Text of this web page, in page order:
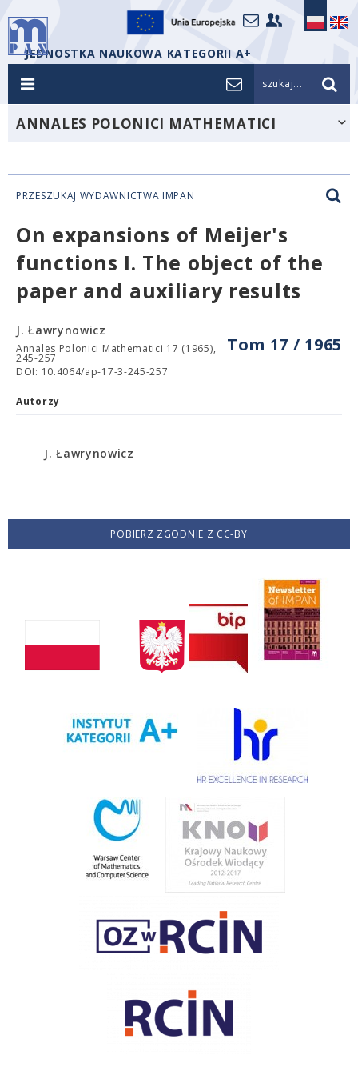
JEDNOSTKA NAUKOWA KATEGORII A+
szukaj...
ANNALES POLONICI MATHEMATICI
PRZESZUKAJ WYDAWNICTWA IMPAN
On expansions of Meijer's
functions I. The object of the
paper and auxiliary results
Tom 17 / 1965
J. Ławrynowicz
Annales Polonici Mathematici 17 (1965),
245-257
DOI: 10.4064/ap-17-3-245-257
Autorzy
J. Ławrynowicz
POBIERZ ZGODNIE Z CC-BY